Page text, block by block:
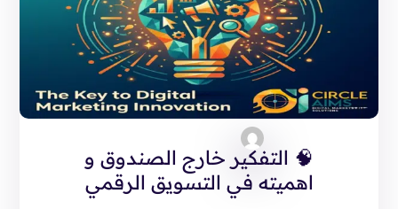
🧠 التفكير خارج الصندوق و
اهميته في التسويق الرقمي